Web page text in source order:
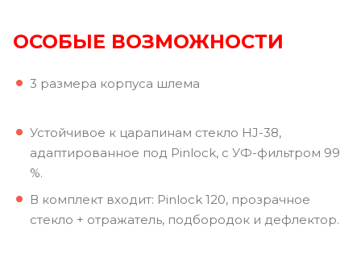
ОСОБЫЕ ВОЗМОЖНОСТИ
3 размера корпуса шлема
Устойчивое к царапинам стекло HJ-38,
адаптированное под Pinlock, с УФ-фильтром 99
%.
В комплект входит: Pinlock 120, прозрачное
стекло + отражатель, подбородок и дефлектор.